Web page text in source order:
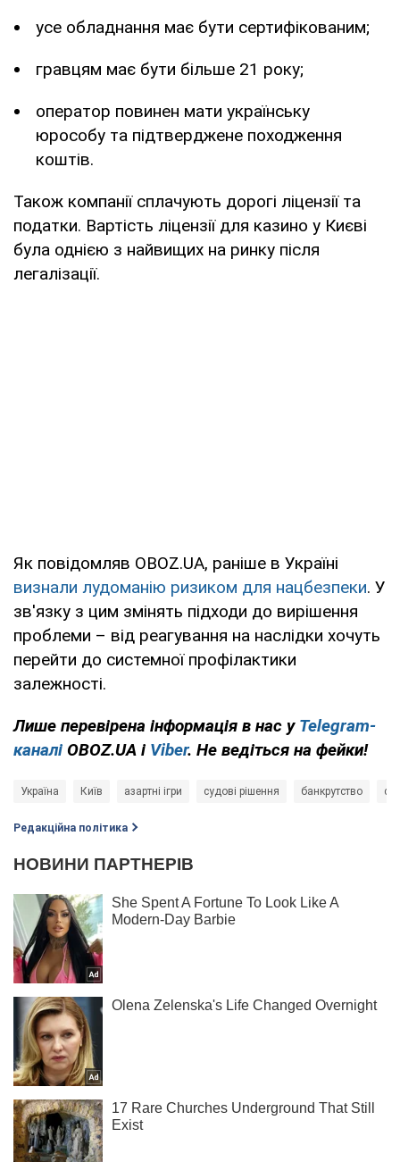
усе обладнання має бути сертифікованим;
гравцям має бути більше 21 року;
оператор повинен мати українську
юрособу та підтверджене походження
коштів.
Також компанії сплачують дорогі ліцензії та
податки. Вартість ліцензії для казино у Києві
була однією з найвищих на ринку після
легалізації.
Як повідомляв OBOZ.UA, раніше в Україні
визнали лудоманію ризиком для нацбезпеки. У
зв'язку з цим змінять підходи до вирішення
проблеми – від реагування на наслідки хочуть
перейти до системної профілактики
залежності.
Лише перевірена інформація в нас у Telegram-
каналі OBOZ.UA і Viber. Не ведіться на фейки!
Україна Київ азартні ігри судові рішення банкрутство
Редакційна політика